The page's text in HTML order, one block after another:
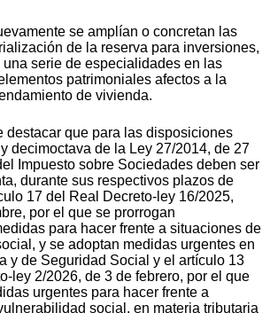
se amplían o concretan las
de la reserva para inversiones,
serie de especialidades en las
patrimoniales afectos a la
de vivienda.
destacar que para las disposiciones
decimoctava de la Ley 27/2014, de 27
Impuesto sobre Sociedades deben ser
durante sus respectivos plazos de
17 del Real Decreto-ley 16/2025,
por el que se prorrogan
para hacer frente a situaciones de
y se adoptan medidas urgentes en
y de Seguridad Social y el artículo 13
ley 2/2026, de 3 de febrero, por el que
urgentes para hacer frente a
social, en materia tributaria